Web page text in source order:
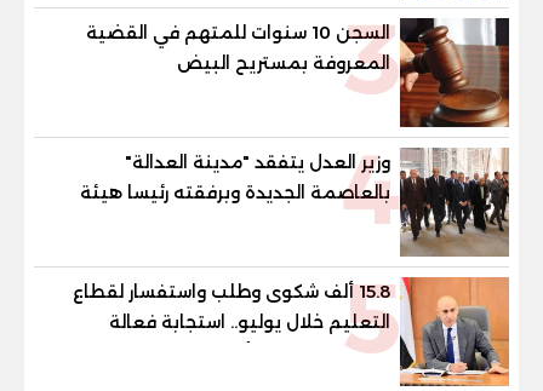
3
السجن 10 سنوات للمتهم في القضية
المعروفة بمستريح البيض
4
وزير العدل يتفقد "مدينة العدالة"
بالعاصمة الجديدة وبرفقته رئيسا هيئة
قضايا الدولة وهيئة النيابة الإدارية
515.8 ألف شكوى وطلب واستفسار لقطاع
التعليم خلال يوليو.. استجابة فعالة
لشكاوى الطلاب وأولياء الأمور